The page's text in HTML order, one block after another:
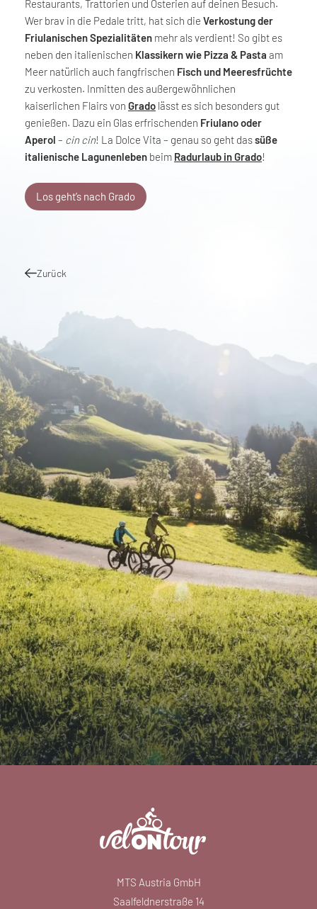
Restaurants, Trattorien und Osterien auf deinen Besuch.
Wer brav in die Pedale tritt, hat sich die Verkostung der
Friulanischen Spezialitäten mehr als verdient! So gibt es
neben den italienischen Klassikern wie Pizza & Pasta am
Meer natürlich auch fangfrischen Fisch und Meeresfrüchte
zu verkosten. Inmitten des außergewöhnlichen
kaiserlichen Flairs von Grado lässt es sich besonders gut
genießen. Dazu ein Glas erfrischenden Friulano oder
Aperol – cin cin! La Dolce Vita – genau so geht dassüße
italienische Lagunenleben beim Radurlaub in Grado!
Los geht’s nach Grado
Zurück
MTS Austria GmbH
Saalfeldnerstraße 14